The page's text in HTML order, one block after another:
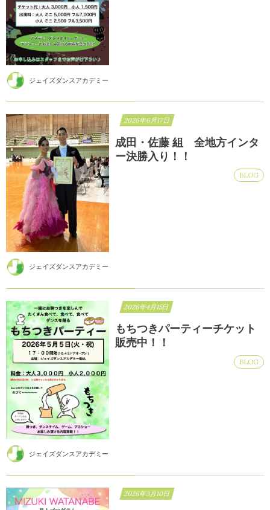
ジェイズダンスアカデミー
2026年6月17日
成田・佐藤 組 全地方インタ
ー決勝入り！！
BLOG
ジェイズダンスアカデミー
2026年4月15日
もちつきパーティーチケット
販売中！！
BLOG
ジェイズダンスアカデミー
2026年3月10日